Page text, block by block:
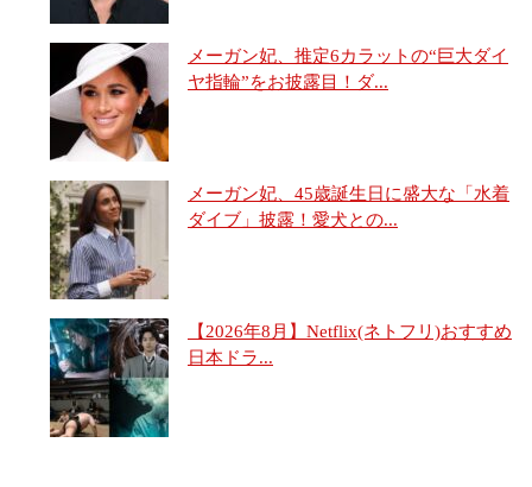
メーガン妃、推定6カラットの“巨大ダイ
ヤ指輪”をお披露目！ダ...
メーガン妃、45歳誕生日に盛大な「水着
ダイブ」披露！愛犬との...
【2026年8月】Netflix(ネトフリ)おすすめ
日本ドラ...